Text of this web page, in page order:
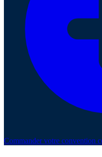
Commander votre convention